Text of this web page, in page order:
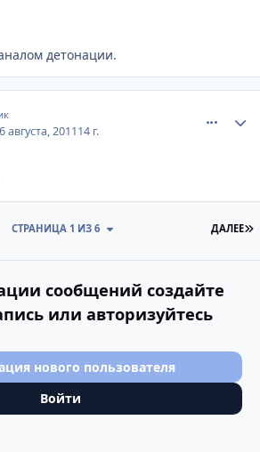
детонации.
августа, 201114 г.
ДАЛЕЕ
СТРАНИЦА 1 ИЗ 6
сообщений создайте
или авторизуйтесь
нового пользователя
Войти